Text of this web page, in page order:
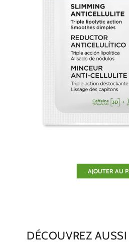
_GIFT_ECHANTILLON
AJOUTER AU
DÉCOUVREZ